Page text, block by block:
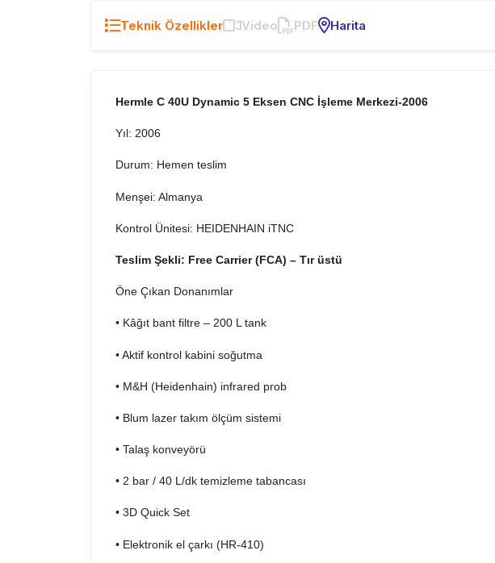
Teknik Özellikler Video PDF Harita
Hermle C 40U Dynamic 5 Eksen CNC İşleme Merkezi-2006
Yıl: 2006
Durum: Hemen teslim
Menşei: Almanya
Kontrol Ünitesi: HEIDENHAIN iTNC
Teslim Şekli: Free Carrier (FCA) – Tır üstü
Öne Çıkan Donanımlar
• Kâğıt bant filtre – 200 L tank
• Aktif kontrol kabini soğutma
• M&H (Heidenhain) infrared prob
• Blum lazer takım ölçüm sistemi
• Talaş konveyörü
• 2 bar / 40 L/dk temizleme tabancası
• 3D Quick Set
• Elektronik el çarkı (HR-410)